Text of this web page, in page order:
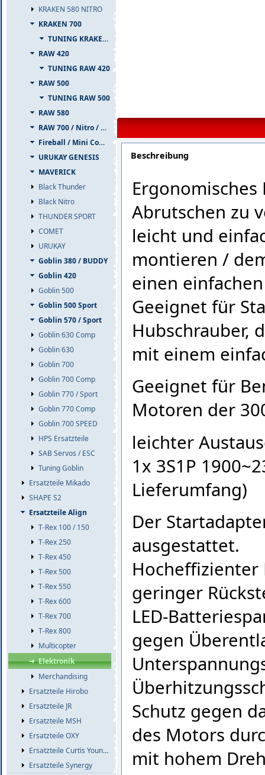
KRAKEN 580 NITRO
KRAKEN 700
TUNING KRAKEN 700
RAW 420
TUNING RAW 420
RAW 500
TUNING RAW 500
RAW 580
RAW 700 / Nitro / PIUMA
Fireball / Mini Comet
URUKAY GENESIS
MAVERICK
Black Thunder
Black Nitro
THUNDER SPORT
COMET
URUKAY
Goblin 380 / BUDDY
Goblin 420
Goblin 500
Goblin 500 Sport
Goblin 570 / Sport
Goblin 630 Comp
Goblin 630
Goblin 700
Goblin 700 Comp
Goblin 770 / Sport
Goblin 770 Comp
Goblin 700 SPEED
HPS Ersatzteile
SAB Servos / ESC
Tuning Goblin
Ersatzteile Mikado
SHAPE S2
Ersatzteile Align
T-Rex 100 / 150
T-Rex 250
T-Rex 450
T-Rex 500
T-Rex 550
T-Rex 600
T-Rex 700
T-Rex 800
Multicopter
Elektronik
Merchandising
Ersatzteile Hirobo
Ersatzteile JR
Ersatzteile MSH
Ersatzteile OXY
Ersatzteile Curtis Youngblood
Ersatzteile Synergy
Beschreibung
Abrutschen zu
leicht und
montieren /
einen
Geeignet für
Hubschrauber,
mit einem
Geeignet für
Motoren der
leichter
1x 3S1P
Lieferumfang)
Der
ausgestattet.
geringer
LED-
gegen
Schutz gegen
des Motors
mit hohem